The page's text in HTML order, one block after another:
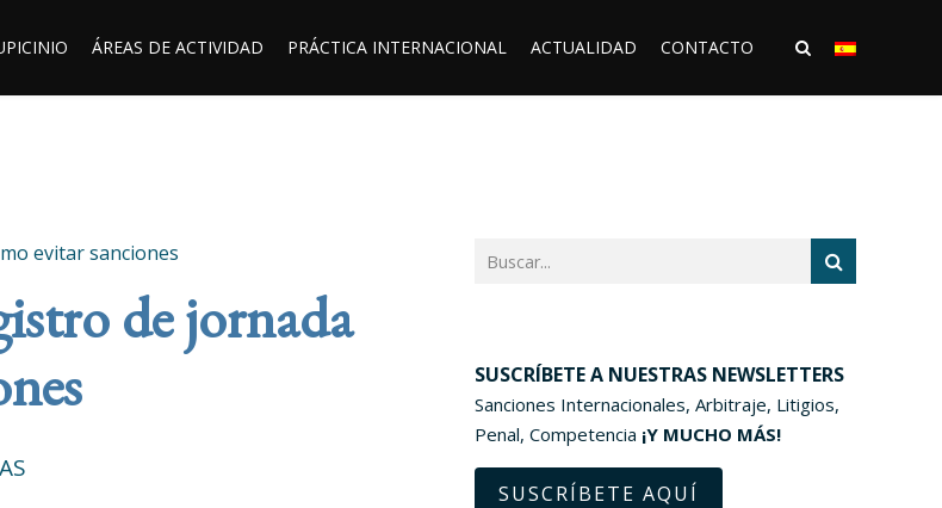
ÁREAS DE ACTIVIDAD PRÁCTICA INTERNACIONAL ACTUALIDAD CONTACTO
evitar sanciones
de jornada
SUSCRÍBETE A NUESTRAS NEWSLETTERS
Sanciones Internacionales, Arbitraje, Litigios,
Penal, Competencia ¡Y MUCHO MÁS!
SUSCRÍBETE AQUÍ